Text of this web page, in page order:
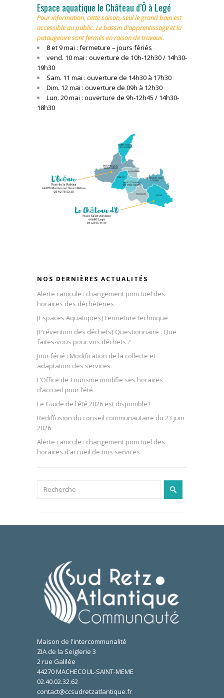
Espace aquatique le Château d’Ô à Legé
Pour information, cette saison, seul le grand bain est
accessible au public. Le bassin d’apprentissage et la
pataugeoire sont fermés en raison de travaux.
8 et 9 mai : fermeture – jours fériés
vend. 10 mai : ouverture de 10h-12h30 / 14h30-
19h30
Sam. 11 mai : ouverture de 14h30 à 17h30
Dim. 12 mai : ouverture de 09h à 12h30
Lun. 20 mai : ouverture de 9h-12h45 / 14h30-
18h30
NOS DERNIÈRES ACTUALITÉS
Alerte canicule : changement ponctuel des
horaires des déchèteries
[Espaces Aquatiques] Fermeture technique
[Prévention des déchets] Questionnaire : Que
faites-vous pour vos déchets ?
Jour férié : Modification de la collecte et
adaptation des services
L’Office de Tourisme modifie ses horaires
d’accueil pour l’été
Le Guide de l’été 2026 est disponible !
Rediffusion du conseil communautaire du 23 juin
2026
Alerte canicule : changement ponctuel des
horaires d’accueil de nos services
Maison de l'intercommunalité
ZIA de la Seiglerie 3
2 rue Galilée
44270 MACHECOUL-SAINT-MEME
02.40.02.32.62
contact@ccsudretzatlantique.fr